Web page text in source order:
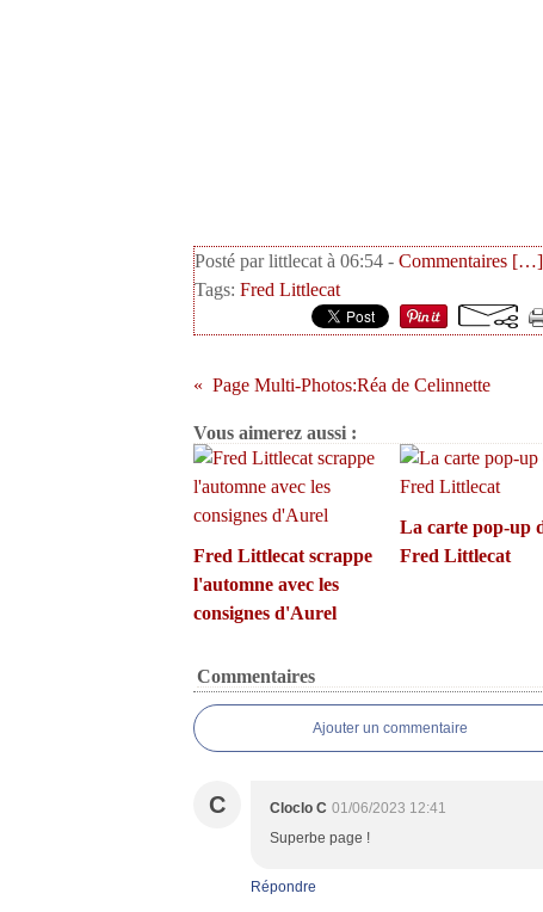
Posté par littlecat à 06:54 - Commentaires […]
Tags: Fred Littlecat
Page Multi-Photos:Réa de Celinnette
Vous aimerez aussi :
Fred Littlecat scrappe
l'automne avec les
consignes d'Aurel
La carte pop-up
Fred Littlecat
Commentaires
Ajouter un commentaire
C Cloclo C 01/06/2023 12:41
Superbe page !
Répondre